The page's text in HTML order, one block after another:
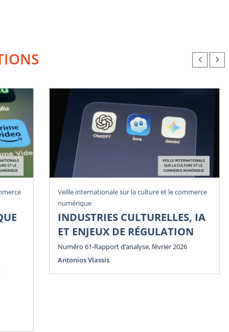
Veille internationale sur la culture et le commerce
numérique
INDUSTRIES CULTURELLES, IA
ET ENJEUX DE RÉGULATION
Numéro 61-Rapport d’analyse, février 2026
Antonios Vlassis